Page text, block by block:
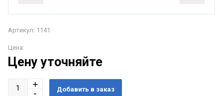
Артикул: 1141
Цена:
Цену уточняйте